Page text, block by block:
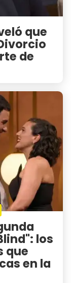
que
de
los
que
en la